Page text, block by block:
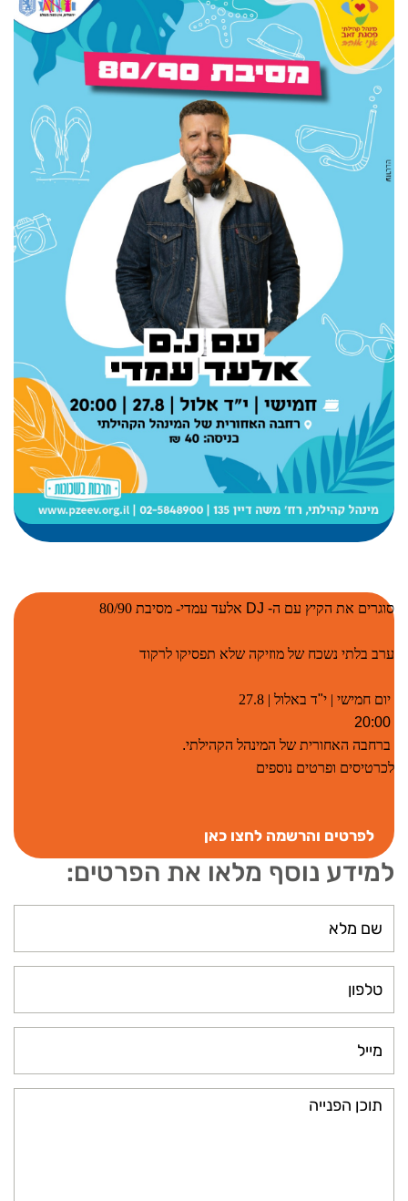
סוגרים את הקיץ עם ה- DJ אלעד עמדי- מסיבת 80/90
ערב בלתי נשכח של מוזיקה שלא תפסיקו לרקוד
יום חמישי | י"ד באלול | 27.8
ברחבה האחורית של המינהל הקהילתי.
לכרטיסים ופרטים נוספים
לפרטים והרשמה לחצו כאן
למידע נוסף מלאו את הפרטים: